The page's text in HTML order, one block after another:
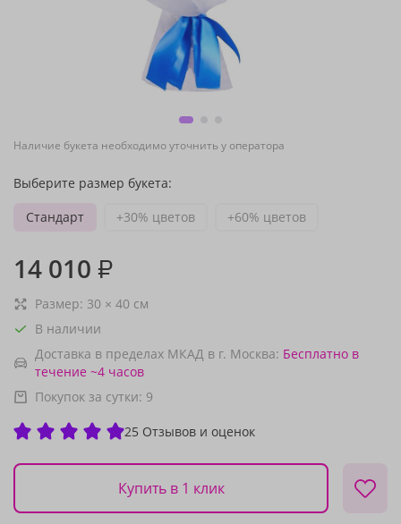
Наличие букета необходимо уточнить у оператора
Выберите размер букета:
Стандарт
+30% цветов +60% цветов
14 010 ₽
Размер: 30 × 40 см
В наличии
Доставка в пределах МКАД в г. Москва: Бесплатно в
течение ~4 часов
Покупок за сутки: 9
25 Отзывов и оценок
Купить в 1 клик